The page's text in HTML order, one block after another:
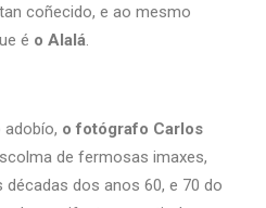
coñecido, e ao mesmo
é o Alalá
o fotógrafo Carlos
de fermosas imaxes,
dos anos 60, e 70 do